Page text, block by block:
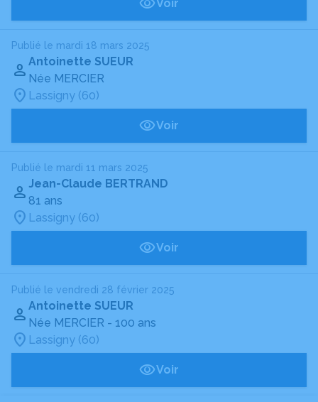
Voir
Publié le mardi 18 mars 2025
Antoinette SUEUR
Née MERCIER
Lassigny (60)
Voir
Publié le mardi 11 mars 2025
Jean-Claude BERTRAND
81 ans
Lassigny (60)
Voir
Publié le vendredi 28 février 2025
Antoinette SUEUR
Née MERCIER - 100 ans
Lassigny (60)
Voir